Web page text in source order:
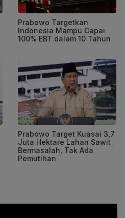
Prabowo Targetkan
Indonesia Mampu Capai
100% EBT dalam 10 Tahun
Prabowo Target Kuasai 3,7
Juta Hektare Lahan Sawit
Bermasalah, Tak Ada
Pemutihan